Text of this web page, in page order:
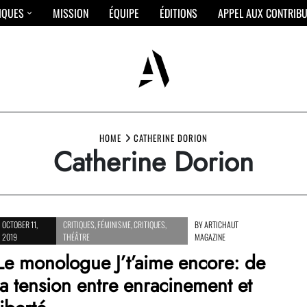
MISSION ÉQUIPE ÉDITIONS APPEL AUX
HOME CATHERINE DORION
Catherine Dorion
OCTOBER 11,
2019
CRITIQUES FÉMINISME, CRITIQUES
THÉÂTRE
BYARTICHAUT
MAGAZINE
monologue J’t’aime encore: de
tension entre enracinement et